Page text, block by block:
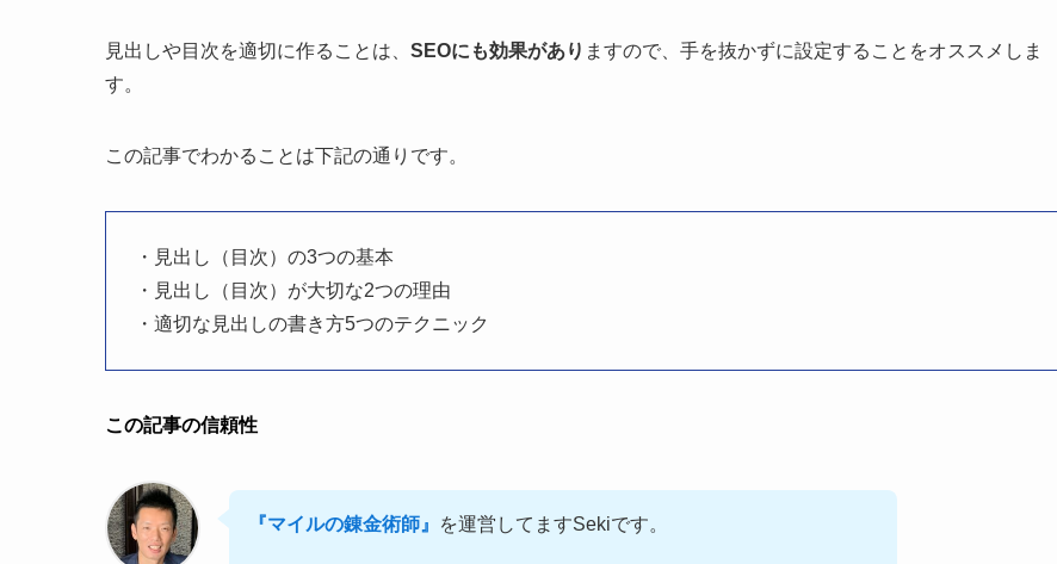
見出しや目次を適切に作ることは、 SEOにも効果があり ますので、手を抜かずに設定することをオススメしま
す。
この記事でわかることは下記の通りです。
・見出し（目次）の3つの基本
・見出し（目次）が大切な2つの理由
・適切な見出しの書き方5つのテクニック
この記事の信頼性
『マイルの錬金術師』 を運営してますSekiです。